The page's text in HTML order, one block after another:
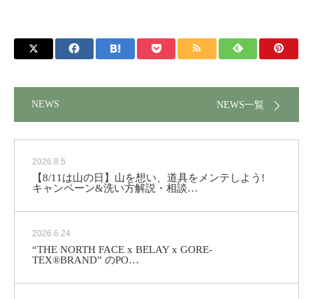
NEWS NEWS一覧
2026.8.5
【8/11は山の日】山を想い、道具をメンテしよう!
キャンペーン&洗い方解説・相談…
2026.6.24
“THE NORTH FACE x BELAY x GORE-
TEX®BRAND” のPO…